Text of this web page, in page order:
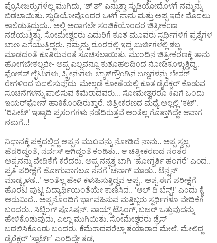
ಪ್ರೊಸೀಜರ್ರುಗಳೆಲ್ಲ ಮುಗಿದು, ‘ಶ್ ಶ್’ ಎನ್ನುತ್ತಾ ಸ್ಟುಡಿಯೋದೊಳಗೆ ನಮ್ಮನ್ನು
ಬಿಡಲಾಯಿತು. ಸ್ಟುಡಿಯೋವೊಂದರ ಒಳಗೆ ನಾನು ಮತ್ತು ಅಪ್ಪ ಇದೇ ಮೊದಲು
ಕಾಲಿಡುತ್ತಿದ್ದುದು.. ಅಲ್ಲಿ ಅದಾಗಲೇ ಸಂಚಿಕೆಯೊಂದರ ಚಿತ್ರೀಕರಣ
ನಡೆಯುತ್ತಿತ್ತು. ಸೋಮೇಶ್ವರರು ಎದುರಿಗೆ ಕೂತ ಮೂವರು ಸ್ಪರ್ಧಿಗಳಿಗೆ ಪ್ರಶ್ನೆಗಳ
ಬಾಣ ಎಸೆಯುತ್ತಿದ್ದರು. ನಮ್ಮನ್ನು ದೂರದಲ್ಲಿ ಇದ್ದ ಖುರ್ಚಿಗಳಲ್ಲಿ ಶಬ್ದ
ಮಾಡದಂತೆ ಕೂತಿರುವಂತೆ ಸೂಚಿಸಲಾಯಿತು. ಮುಂದಿನ ಚಿತ್ರೀಕರಣಕ್ಕೆ ತಾನು
ಹೋಗಬೇಕಲ್ಲವೇ- ಅಪ್ಪ ಎಲ್ಲವನ್ನೂ ಕುತೂಹಲದಿಂದ ನೋಡಿಕೊಳ್ಳುತ್ತಿದ್ದ..
ಫೋಕಸ್ ಲೈಟುಗಳು, ಸ್ಕ್ರೀನುಗಳು, ಬ್ಯಾಕ್‌ಗ್ರೌಂಡಿನ ಬಣ್ಣಗಳನ್ನು ಲೇಸರ್
ರೇಗಳಿಂದ ಬದಲಿಸುವುದು, ಮೇಲ್ಗಡೆ ಕೋಣೆಯಲ್ಲಿ ಕೂತ ಡೈರೆಕ್ಟರ್ ಕೊಡುವ
ಸೂಚನೆಗಳನ್ನು ಪಾಲಿಸುವ ಕೆಮೆರಾದವರು... ಸೋಮೇಶ್ವರರೂ ಕಿವಿಗೆ ಒಂದು
ಇಯರ್‌ಫೋನ್ ಹಾಕಿಕೊಂಡಿರುತ್ತಾರೆ, ಚಿತ್ರೀಕರಣದ ಮಧ್ಯೆ ಅಲ್ಲಲ್ಲಿ ‘ಕಟ್’,
‘ರಿಪೀಟ್’ ಇತ್ಯಾದಿ ಪ್ರಸಂಗಗಳು ನಡೆದಿರುತ್ತವೆ ಅಂತೆಲ್ಲ ಗೊತ್ತಾಗಿದ್ದೇ ಆವಾಗ
ನಮಗೆ..!
ನಿಧಾನಕ್ಕೆ ಪಕ್ಕದಲ್ಲಿದ್ದ ಅಪ್ಪನ ಮುಖವನ್ನು ನೋಡಿದೆ ನಾನು.. ಅಪ್ಪ ಸ್ವಲ್ಪ
ಹೆದರಿದ್ದಂತೆ, ನರ್ವಸ್ ಆಗಿದ್ದಂತೆ ಕಂಡಿತು.. ಆ ಚಿತ್ರೀಕರಣದ ನಂತರ
ಅಪ್ಪನನ್ನು ವೇದಿಕೆಗೆ ಕರೆದರು. ಅಪ್ಪ ನನ್ನತ್ತ ಬಾಗಿ ‘ಹೋಗ್ಬರ್ತಿ ಹಂಗರೆ’ ಎಂದ..
ಪ್ರತಿ ಪರೀಕ್ಷೆಗೆ ಹೋಗುವಾಗಲೂ ನನಗೆ ‘ಚನಾಗ್ ಮಾಡು.. ಟೆನ್ಷನ್
ಮಾಡ್ಕ್ಯಳಡ..’ ಅಂತೆಲ್ಲ ಹೇಳಿ ಕಳುಹಿಸುತ್ತಿದ್ದವ ಅಪ್ಪ.. ಅಪ್ಪ ಈಗ ಪರೀಕ್ಷೆಗೆ
ಹೊರಟ ಪುಟ್ಟ ವಿದ್ಯಾರ್ಥಿಯಂತೆಯೇ ಕಾಣಿಸಿದ.. ‘ಆಲ್ ದಿ ಬೆಸ್ಟ್!’ ಎಂದು ಕೈ
ಅದುಮಿದೆ.. ಅಪ್ಪನೊಂದಿಗೆ ಭಾಗವಹಿಸುವ ಮತ್ತಿಬ್ಬರು ಸ್ಪರ್ಧಿಗಳೂ ವೇದಿಕೆಗೆ
ಬಂದರು.. ಸಿಟ್ಟಿಂಗ್ ಪೊಸಿಷನ್, ವಾಯ್ಸ್ ಟೆಸ್ಟಿಂಗ್, ಬಜರ್ ಒತ್ತುವುದನ್ನು
ಹೇಳಿಕೊಡುವುದು, ಎಲ್ಲಾ ಮುಗಿಯಿತು. ಸೋಮೇಶ್ವರರು ಡ್ರೆಸ್
ಬದಲಿಸಿಕೊಂಡು ಬಂದರು. ಕೆಮೆರಾದವರೆಲ್ಲಾ ತಯಾರಾದ ಮೇಲೆ, ಮೇಲಿದ್ದ
ಡೈರೆಕ್ಟರ್ ‘ಸ್ಟಾರ್ಟ್’ ಎಂದಿದ್ದೇ ತಡ,